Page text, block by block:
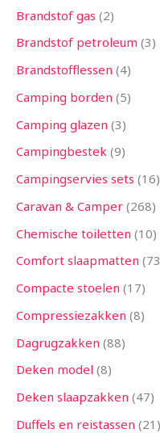
Brandstof gas 2
Brandstof petroleum 3
Brandstofflessen 4
Camping borden 5
Camping glazen 3
Campingbestek 9
Campingservies sets 16
Caravan & Camper 268
Chemische toiletten 10
Comfort slaapmatten 73
Compacte stoelen 17
Compressiezakken 8
Dagrugzakken 88
Deken model 8
Deken slaapzakken 47
Duffels en reistassen 21